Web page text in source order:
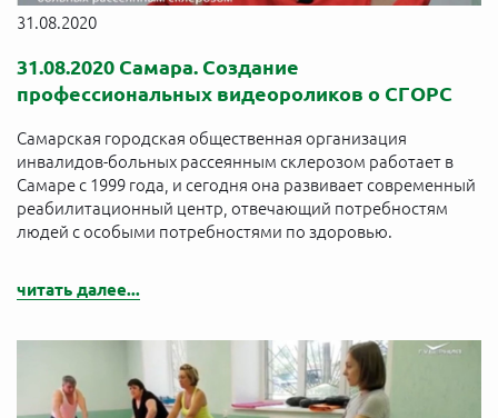
31.08.2020
31.08.2020 Самара. Создание
профессиональных видеороликов о СГОРС
Самарская городская общественная организация
инвалидов-больных рассеянным склерозом работает в
Самаре с 1999 года, и сегодня она развивает современный
реабилитационный центр, отвечающий потребностям
людей с особыми потребностями по здоровью.
читать далее...